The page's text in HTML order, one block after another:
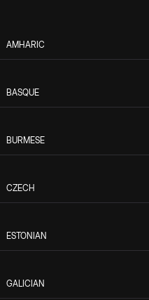
AMHARIC
BASQUE
BURMESE
CZECH
ESTONIAN
GALICIAN